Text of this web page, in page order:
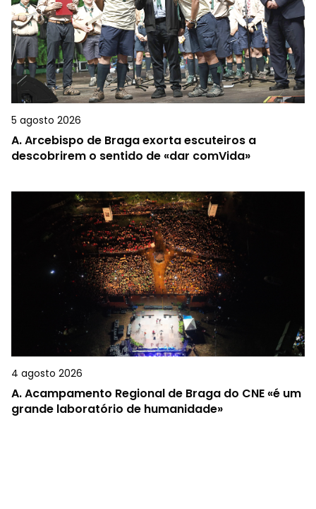
5 agosto 2026
A.Arcebispo de Braga exorta escuteiros a
descobrirem o sentido de «dar comVida»
4 agosto 2026
A.Acampamento Regional de Braga do CNE «é um
grande laboratório de humanidade»